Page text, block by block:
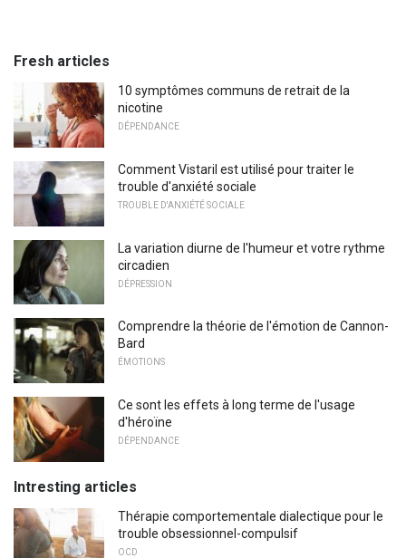
Fresh articles
10 symptômes communs de retrait de la
nicotine
DÉPENDANCE
Comment Vistaril est utilisé pour traiter le
trouble d'anxiété sociale
TROUBLE D'ANXIÉTÉ SOCIALE
La variation diurne de l'humeur et votre rythme
circadien
DÉPRESSION
Comprendre la théorie de l'émotion de Cannon-
Bard
ÉMOTIONS
Ce sont les effets à long terme de l'usage
d'héroïne
DÉPENDANCE
Intresting articles
Thérapie comportementale dialectique pour le
trouble obsessionnel-compulsif
OCD